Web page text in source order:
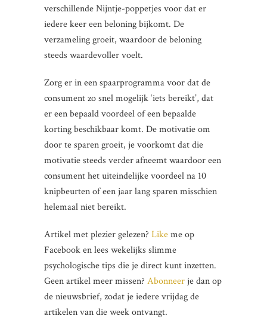
verschillende Nijntje-poppetjes voor dat er
iedere keer een beloning bijkomt. De
verzameling groeit, waardoor de beloning
steeds waardevoller voelt.
Zorg er in een spaarprogramma voor dat de
consument zo snel mogelijk ‘iets bereikt’, dat
er een bepaald voordeel of een bepaalde
korting beschikbaar komt. De motivatie om
door te sparen groeit, je voorkomt dat die
motivatie steeds verder afneemt waardoor een
consument het uiteindelijke voordeel na 10
knipbeurten of een jaar lang sparen misschien
helemaal niet bereikt.
Artikel met plezier gelezen? Likeme op
Facebook en lees wekelijks slimme
psychologische tips die je direct kunt inzetten.
Geen artikel meer missen? Abonneerje dan op
de nieuwsbrief, zodat je iedere vrijdag de
artikelen van die week ontvangt.